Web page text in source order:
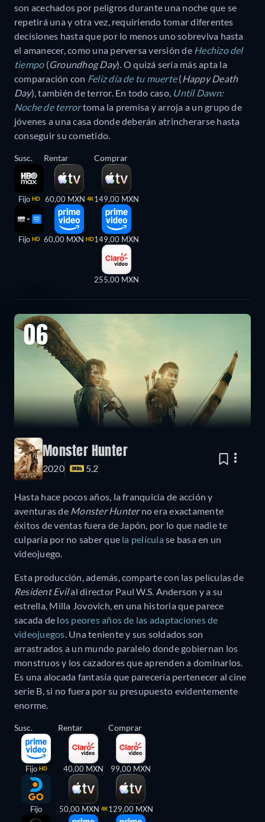
son acechados por peligros durante una noche que se
repetirá una y otra vez, requiriendo tomar diferentes
decisiones hasta que por lo menos uno sobreviva hasta
el amanecer, como una perversa versión de Hechizo del
tiempo(Groundhog Day). O quizá sería más apta la
comparación con Feliz día de tu muerte(Happy Death
Day), también de terror. En todo caso, Until Dawn:
Noche de terrortoma la premisa y arroja a un grupo de
jóvenes a una casa donde deberán atrincherarse hasta
conseguir su cometido.
Susc.
Fijo HD
Fijo HD
Rentar
60,00 MXN 4K
60,00 MXN HD
Comprar
149,00 MXN
149,00 MXN
255,00 MXN
06
Monster Hunter
2020 5.2
Hasta hace pocos años, la franquicia de acción y
aventuras de Monster Hunterno era exactamente
éxitos de ventas fuera de Japón, por lo que nadie te
culparía por no saber que la película se basa en un
videojuego.
Esta producción, además, comparte con las películas de
Resident Evilal director Paul W.S. Anderson y a su
estrella, Milla Jovovich, en una historia que parece
sacada de los peores años de las adaptaciones de
videojuegos . Una teniente y sus soldados son
arrastrados a un mundo paralelo donde gobiernan los
monstruos y los cazadores que aprenden a dominarlos.
Es una alocada fantasía que parecería pertenecer al cine
serie B, si no fuera por su presupuesto evidentemente
enorme.
Susc.
Fijo HD
Fijo
Rentar
40,00 MXN
50,00 MXN 4K
Comprar
99,00 MXN
129,00 MXN